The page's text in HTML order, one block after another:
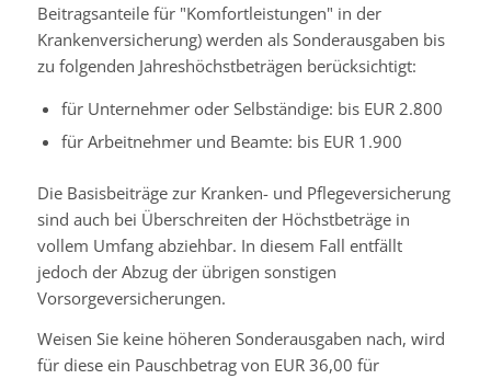
Beitragsanteile für "Komfortleistungen" in der
Krankenversicherung) werden als Sonderausgaben bis
zu folgenden Jahreshöchstbeträgen berücksichtigt:
für Unternehmer oder Selbständige: bis EUR 2.800
für Arbeitnehmer und Beamte: bis EUR 1.900
Die Basisbeiträge zur Kranken- und Pflegeversicherung
sind auch bei Überschreiten der Höchstbeträge in
vollem Umfang abziehbar. In diesem Fall entfällt
jedoch der Abzug der übrigen sonstigen
Vorsorgeversicherungen.
Weisen Sie keine höheren Sonderausgaben nach, wird
für diese ein Pauschbetrag von EUR 36,00 für